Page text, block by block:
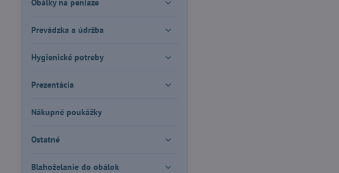
Obálky na peniaze
Prevádzka a údržba
Hygienické potreby
Prezentácia
Nákupné poukážky
Ostatné
Blahoželanie do obálok